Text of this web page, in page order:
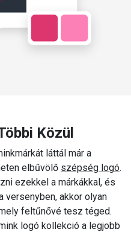
Közül
láttál már a
elbűvölő szépség logó.
ezekkel a márkákkal, és
versenyben, akkor olyan
feltűnővé tesz téged.
logó kollekció a legjobb